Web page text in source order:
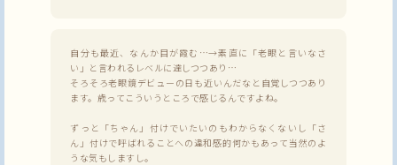
自分も最近、なんか目が霞む…→素直に「老眼と言いなさ
い」と言われるレベルに達しつつあり…
そろそろ老眼鏡デビューの日も近いんだなと自覚しつつあり
ます。歳ってこういうところで感じるんですよね。
ずっと「ちゃん」付けでいたいのもわからなくないし「さ
ん」付けで呼ばれることへの違和感的何かもあって当然のよ
うな気もしますし。